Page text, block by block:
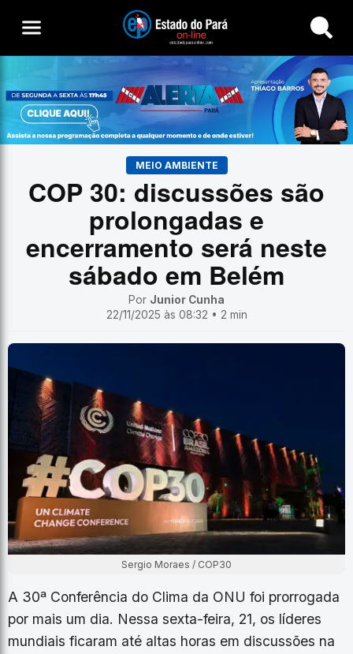
Buscar
MEIO AMBIENTE
COP 30: discussões são
prolongadas e
encerramento será neste
sábado em Belém
Por Junior Cunha
22/11/2025 às 08:32 • 2 min
Sergio Moraes / COP30
A 30ª Conferência do Clima da ONU foi prorrogada
por mais um dia. Nessa sexta-feira, 21, os líderes
mundiais ficaram até altas horas em discussões na